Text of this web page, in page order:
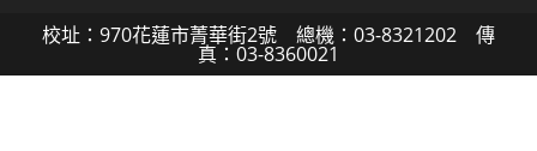
校址：970花蓮市菁華街2號 總機：03-8321202 傳
真：03-8360021